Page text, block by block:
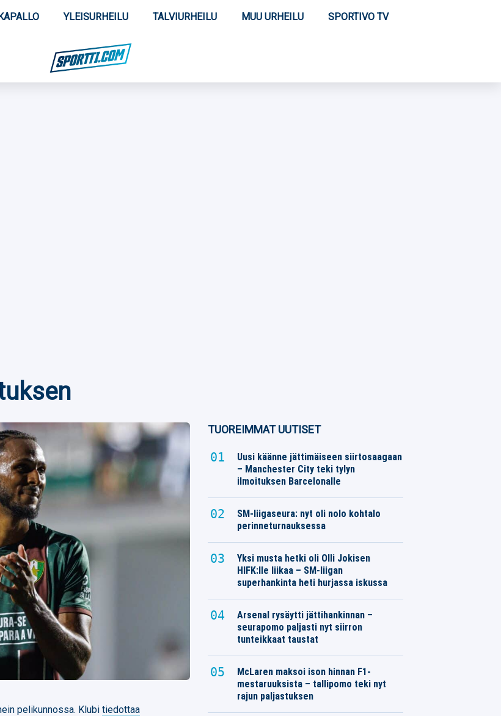
YLEISURHEILU TALVIURHEILU MUU URHEILU SPORTIVO TV
pelikunnossa. Klubitiedottaa
TUOREIMMAT UUTISET
Uusi käänne jättimäiseen siirtosaagaan
– Manchester City teki tylyn
ilmoituksen Barcelonalle
SM-liigaseura: nyt oli nolo kohtalo
perinneturnauksessa
Yksi musta hetki oli Olli Jokisen
HIFK:lle liikaa – SM-liigan
superhankinta heti hurjassa iskussa
Arsenal rysäytti jättihankinnan –
seurapomo paljasti nyt siirron
tunteikkaat taustat
McLaren maksoi ison hinnan F1-
mestaruuksista – tallipomo teki nyt
rajun paljastuksen